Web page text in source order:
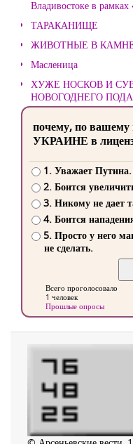
Владивостоке в
ТАРАКАНИЩЕ
ЖИВОТНЫЕ В
Масленица
ХУЖЕ НОСКОВ И
НОВОГОДНЕГО
почему, по
УКРАИНЕ в
1. Уважает Путина.
2. Боится
3. Никому не дает
4. Боится
5. Просто у него
не сделать.
Всего проголосовало
1 человек
Прошлые опросы